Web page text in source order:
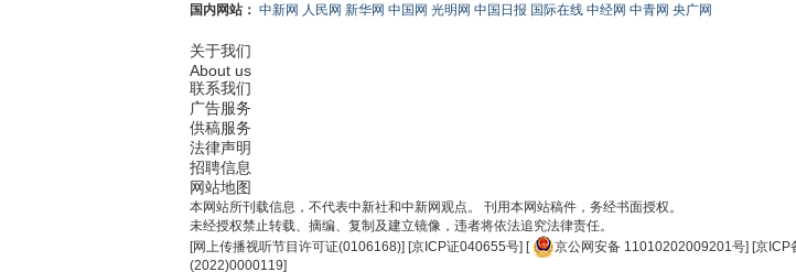
国内网站： 中新网 人民网 新华网 中国网 光明网 中国日报 国际在线 中经网 中青网 央广网
关于我们
About us
联系我们
广告服务
供稿服务
法律声明
招聘信息
网站地图
本网站所刊载信息，不代表中新社和中新网观点。 刊用本网站稿件，务经书面授权。
未经授权禁止转载、摘编、复制及建立镜像，违者将依法追究法律责任。
[网上传播视听节目许可证(0106168)] [京ICP证040655号] [ 京公网安备 11010202009201号] [京ICP
(2022)0000119]